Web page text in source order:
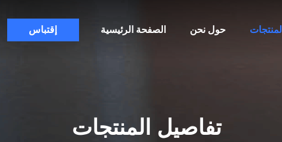
الصفحة الرئيسية حول نحن المنتجات إقتباس
تفاصيل المنتجات